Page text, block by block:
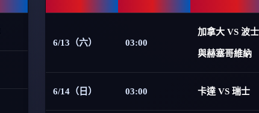
6/13（六） 03:00
加拿大 VS 波
與赫塞哥維納
6/14（日） 03:00 卡達 VS 瑞士